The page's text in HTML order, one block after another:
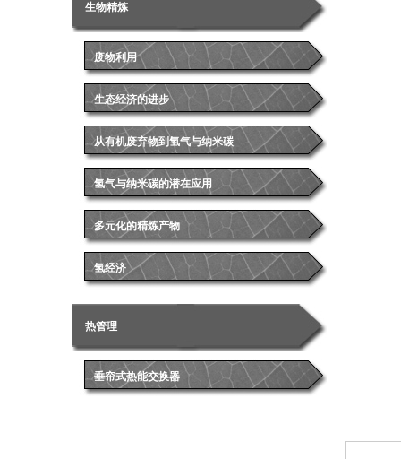
生物精炼
废物利用
生态经济的进步
从有机废弃物到氢气与纳米碳
氢气与纳米碳的潜在应用
多元化的精炼产物
氢经济
热管理
垂帘式热能交换器